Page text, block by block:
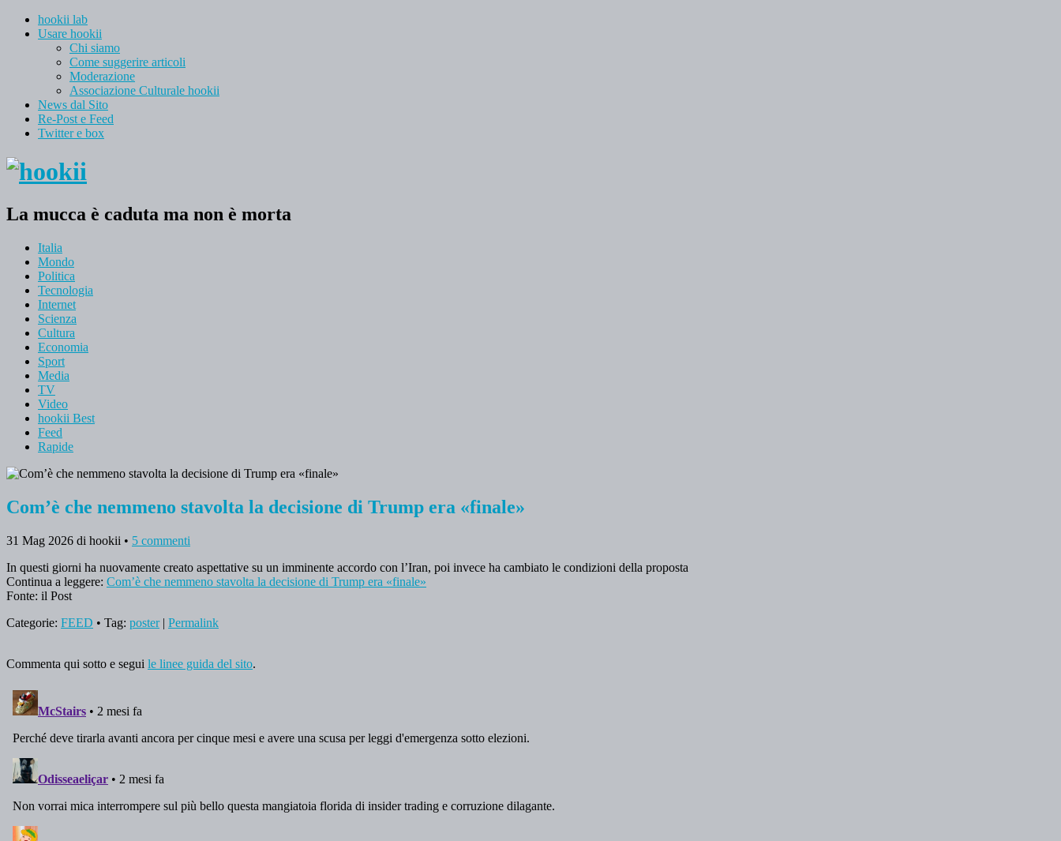
hookii lab
Usare hookii
Chi siamo
Come suggerire articoli
Moderazione
Associazione Culturale hookii
News dal Sito
Re-Post e Feed
Twitter e box
La mucca è caduta ma non è morta
Italia
Mondo
Politica
Tecnologia
Internet
Scienza
Cultura
Economia
Sport
Media
TV
Video
hookii Best
Feed
Rapide
Com’è che nemmeno stavolta la decisione di Trump era «finale»
31 Mag 2026 di hookii • 5 commenti
In questi giorni ha nuovamente creato aspettative su un imminente accordo con l’Iran, poi invece ha cambiato le condizioni della proposta
Continua a leggere: Com’è che nemmeno stavolta la decisione di Trump era «finale»
Fonte: il Post
Categorie: FEED • Tag: poster| Permalink
Commenta qui sotto e segui le linee guida del sito.